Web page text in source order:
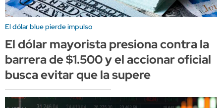
El dólar blue pierde impulso
El dólar mayorista presiona contra la
barrera de $1.500 y el accionar oficial
busca evitar que la supere